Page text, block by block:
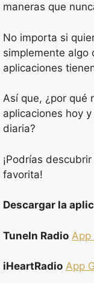
maneras que
No importa si
simplemente algo
aplicaciones
Así que, ¿por qué
aplicaciones hoy
diaria?
¡Podrías
favorita!
Descargar la
TuneIn Radio App
iHeartRadio App